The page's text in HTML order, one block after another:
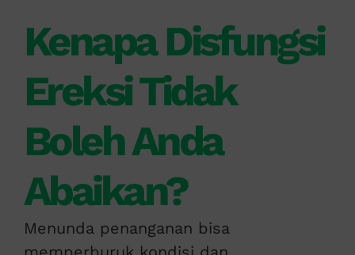
Kenapa Disfungsi
Ereksi Tidak
Boleh Anda
Abaikan?
Menunda penanganan bisa